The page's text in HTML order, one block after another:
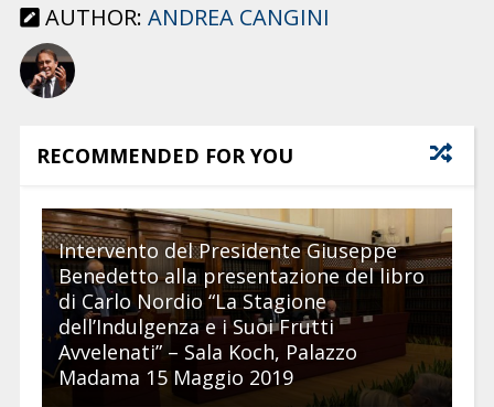
AUTHOR: ANDREA CANGINI
RECOMMENDED FOR YOU
Intervento del Presidente Giuseppe
Benedetto alla presentazione del libro
di Carlo Nordio “La Stagione
dell’Indulgenza e i Suoi Frutti
Avvelenati” – Sala Koch, Palazzo
Madama 15 Maggio 2019